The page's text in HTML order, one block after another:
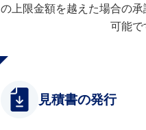
の上限金額を越えた場合の
可能で
見積書の発行